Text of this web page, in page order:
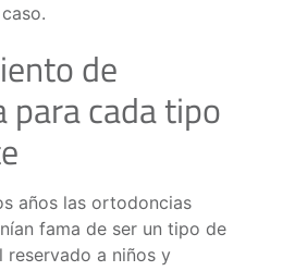
de
cada tipo
años las ortodoncias
fama de ser un tipo de
a niños y